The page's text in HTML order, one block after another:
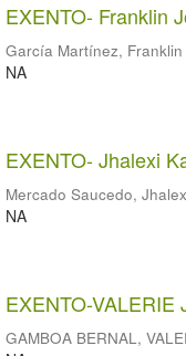
EXENTO- Franklin
García Martínez,
NA
EXENTO- Jhalexi
Mercado Saucedo,
NA
EXENTO-
GAMBOA BERNAL,